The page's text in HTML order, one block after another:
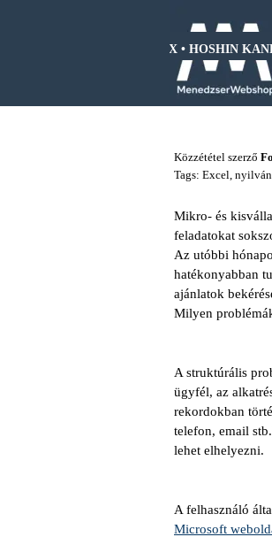
• BCG MÁTRIX • HOSHIN KANRI •
Közzététel szerző
Tags: Excel,
Mikro- és
feladatokat
Az utóbbi
hatékonyabban
ajánlatok
Milyen
A struktúrális
ügyfél, az
rekordokban
telefon, email
lehet elhelyezni.
A felhasználó
Microsoft